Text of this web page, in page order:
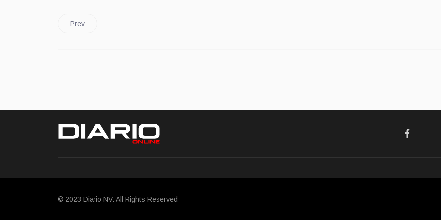
Prev
© 2023 Diario NV. All Rights Reserved